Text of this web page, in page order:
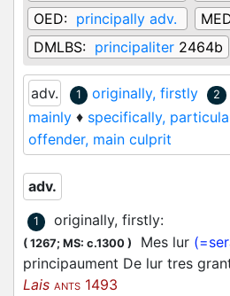
OED: principally adv.
DMLBS: principaliter 2464b
adv. 1 originally, firstly 2
mainly ♦ specifically,
offender, main culprit
adv.
1 originally, firstly:
( 1267; MS: c.1300 ) Mes lur
principaument De lur tres
Lais ANTS 1493